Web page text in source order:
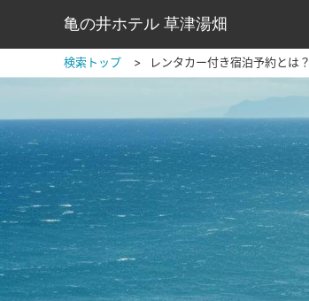
亀の井ホテル 草津湯畑
検索トップ レンタカー付き宿泊予約とは？